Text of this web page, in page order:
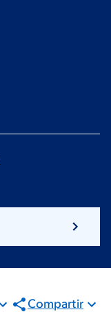
Compartir